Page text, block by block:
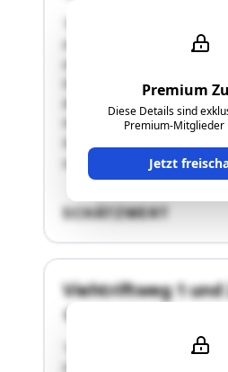
Premium
Diese Details sind
Premium-Mitglieder
Jetzt
sich um einen Schanigarten
und Kinderspielplatz sowie
Gegenständliches
der gegenüberliegenden
Heurigenlokal in einer
GstNr. 190/7 KG 12126
unförmig geformt. …"
SCHÄTZWERT
Viehtriftweg 1 und
"Gegenständliches
Fahnengrundstück und